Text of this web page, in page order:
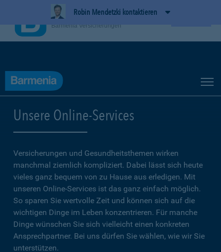
Robin Mendetzki kontaktieren
Unsere Online-Services
Versicherungen und Gesundheitsthemen wirken
manchmal ziemlich kompliziert. Dabei lässt sich heute
vieles ganz bequem von zu Hause aus erledigen. Mit
unseren Online-Services ist das ganz einfach möglich.
So sparen Sie wertvolle Zeit und können sich auf die
wichtigen Dinge im Leben konzentrieren. Für manche
Dinge wünschen Sie sich vielleicht einen konkreten
Ansprechpartner. Bei uns dürfen Sie wählen, wie wir Sie
unterstützen.
BarmeniaApp
Barmenia Versicherungen